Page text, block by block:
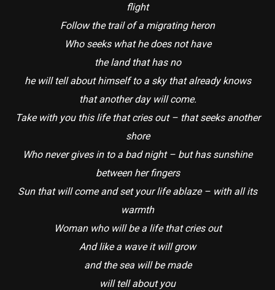
flight
Follow the trail of a migrating heron
Who seeks what he does not have
the land that has no
he will tell about himself to a sky that already knows
that another day will come.
Take with you this life that cries out – that seeks another
shore
Who never gives in to a bad night – but has sunshine
between her fingers
Sun that will come and set your life ablaze – with all its
warmth
Woman who will be a life that cries out
And like a wave it will grow
and the sea will be made
will tell about you